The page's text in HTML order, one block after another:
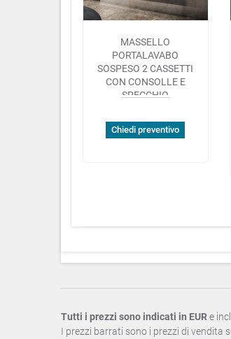
MASSELLO
PORTALAVABO
SOSPESO 2 CASSETTI
CON CONSOLLE E
SPECCHIO
Chiedi preventivo
Tutti i prezzi sono indicati in EURe
I prezzi barrati sono i prezzi di vendita